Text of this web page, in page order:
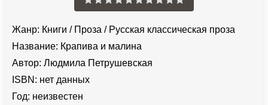
Жанр: Книги / Проза / Русская классическая проза
Название: Крапива и малина
Автор: Людмила Петрушевская
ISBN: нет данных
Год: неизвестен